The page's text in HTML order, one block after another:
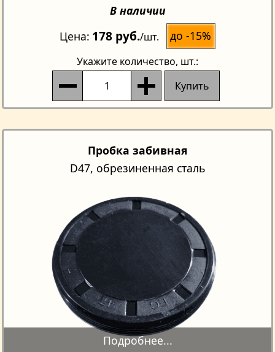
В наличии
Цена 178 руб./шт. до -15%
Укажите количество, шт.:
Купить
Пробка забивная
D47, обрезиненная сталь